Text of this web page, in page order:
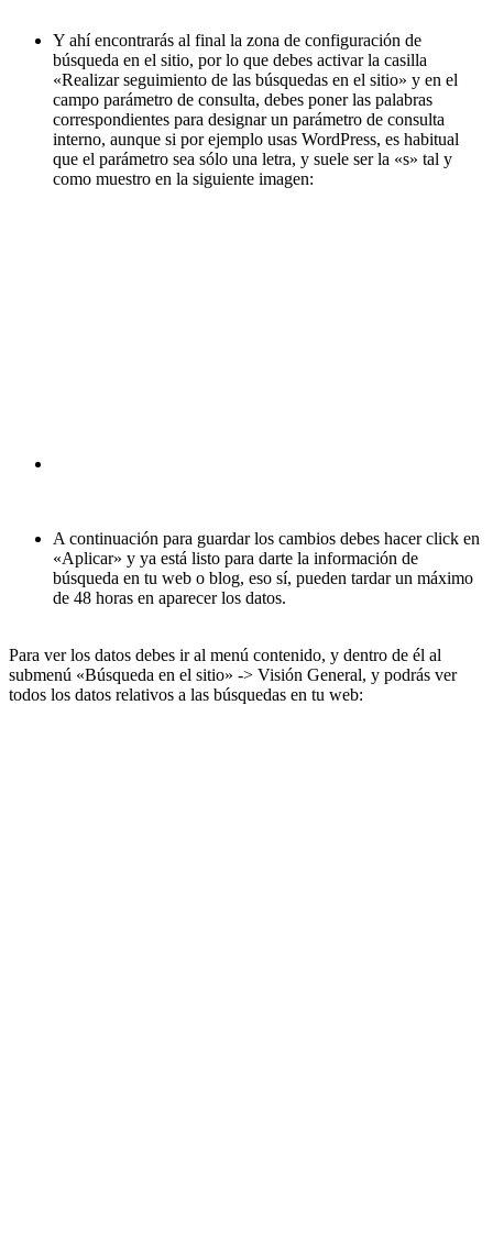
Y ahí encontrarás al final la zona de configuración de
búsqueda en el sitio, por lo que debes activar la casilla
«Realizar seguimiento de las búsquedas en el sitio» y en el
campo parámetro de consulta, debes poner las palabras
correspondientes para designar un parámetro de consulta
interno, aunque si por ejemplo usas WordPress, es habitual
que el parámetro sea sólo una letra, y suele ser la «s» tal y
como muestro en la siguiente imagen:
A continuación para guardar los cambios debes hacer click en
«Aplicar» y ya está listo para darte la información de
búsqueda en tu web o blog, eso sí, pueden tardar un máximo
de 48 horas en aparecer los datos.
Para ver los datos debes ir al menú contenido, y dentro de él al
submenú «Búsqueda en el sitio» -> Visión General, y podrás ver
todos los datos relativos a las búsquedas en tu web: